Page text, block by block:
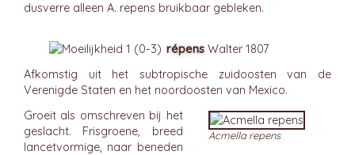
dusverre alleen A. repens bruikbaar gebleken.
répens Walter 1807
Afkomstig uit het subtropische zuidoosten van de
Verenigde Staten en het noordoosten van Mexico.
Acmella repens
Groeit als omschreven bij het
geslacht. Frisgroene, breed
lancetvormige, naar beneden